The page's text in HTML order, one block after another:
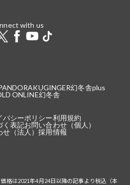
with us
GINGER幻冬舎plus
ONLINE幻冬舎
バシーポリシー利用規約
く表記お問い合わせ（個人）
せ（法人）採用情報
格は2021年4月24日以降の記事より税込（本